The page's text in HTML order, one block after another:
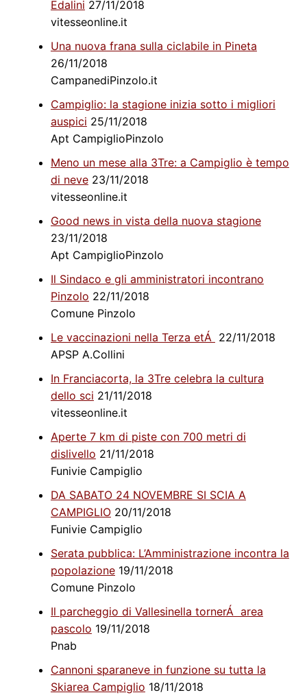
Edalini 27/11/2018
vitesseonline.it
Una nuova frana sulla ciclabile in Pineta
26/11/2018
CampanediPinzolo.it
Campiglio: la stagione inizia sotto i migliori
auspici 25/11/2018
Apt CampiglioPinzolo
Meno un mese alla 3Tre: a Campiglio è tempo
di neve23/11/2018
vitesseonline.it
Good news in vista della nuova stagione
23/11/2018
Apt CampiglioPinzolo
Il Sindaco e gli amministratori incontrano
Pinzolo 22/11/2018
Comune Pinzolo
Le vaccinazioni nella Terza etÁ 22/11/2018
APSP A.Collini
In Franciacorta, la 3Tre celebra la cultura
dello sci 21/11/2018
vitesseonline.it
Aperte 7 km di piste con 700 metri di
dislivello 21/11/2018
Funivie Campiglio
DA SABATO 24 NOVEMBRE SI SCIA A
CAMPIGLIO20/11/2018
Funivie Campiglio
Serata pubblica: L’Amministrazione incontra la
popolazione19/11/2018
Comune Pinzolo
Il parcheggio di Vallesinella tornerÁ area
pascolo 19/11/2018
Pnab
Cannoni sparaneve in funzione su tutta la
Skiarea Campiglio 18/11/2018